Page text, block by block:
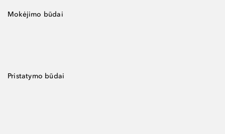
Mokėjimo būdai
Pristatymo būdai